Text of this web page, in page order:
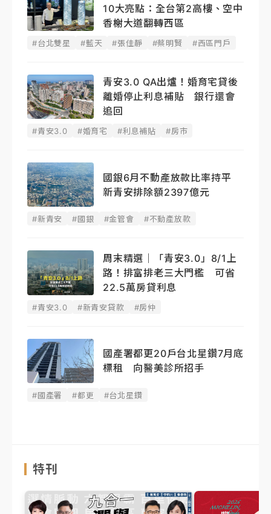
10大亮點：全台第2高樓、空中
香榭大道翻轉西區
#台北雙星 #藍天 #張佳靜 #蔡明賢 #西區門戶
青安3.0 QA出爐！婚育宅貸後
離婚停止利息補貼 銀行還會
追回
#青安3.0 #婚育宅 #利息補貼 #房市
國銀6月不動產放款比率持平
新青安排除額2397億元
#新青安 #國銀 #金管會 #不動產放款
周末精選｜「青安3.0」8/1上
路！排富排老三大門檻 可省
22.5萬房貸利息
#青安3.0 #新青安貸款 #房仲
國產署都更20戶台北星鑽7月底
標租 向醫美診所招手
#國產署 #都更 #台北星鑽
特刊